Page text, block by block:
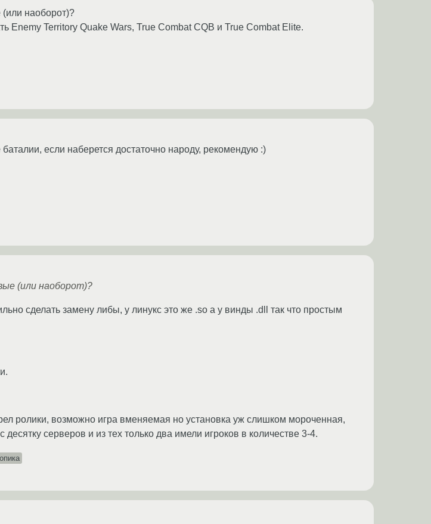
наоборот)?
Enemy Territory Quake Wars, True Combat CQB и True Combat Elite.
если наберется достаточно народу, рекомендую :)
(или наоборот)?
сделать замену либы, у линукс это же .so а у винды .dll так что простым
ролики, возможно игра вменяемая но установка уж слишком мороченная,
серверов и из тех только два имели игроков в количестве 3-4.